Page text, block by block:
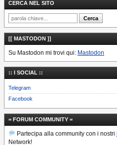
CERCA NEL SITO
[[ MASTODON ]]
Su Mastodon mi trovi qui: Mastodon
:: I SOCIAL ::
Telegram
Facebook
= FORUM COMMUNITY =
Partecipa alla community con i nostri
Network!